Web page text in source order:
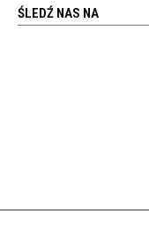
ŚLEDŹ NAS NA